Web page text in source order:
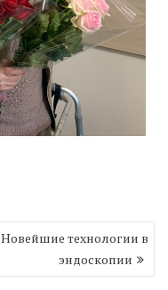
Новейшие технологии в
эндоскопии